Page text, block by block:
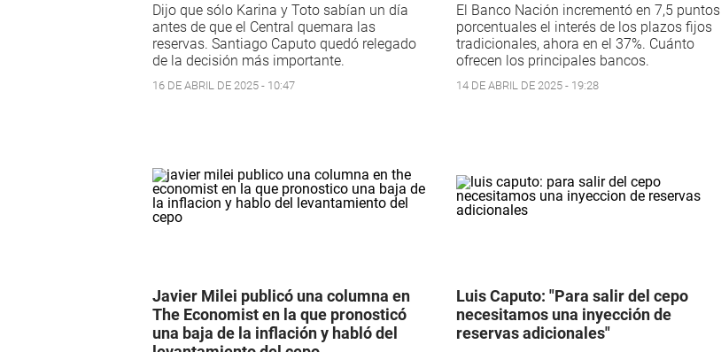
Dijo que sólo Karina y Toto sabían un día
antes de que el Central quemara las
reservas. Santiago Caputo quedó relegado
de la decisión más importante.
16 DE ABRIL DE 2025 - 10:47
El Banco Nación incrementó en 7,5 puntos
porcentuales el interés de los plazos fijos
tradicionales, ahora en el 37%. Cuánto
ofrecen los principales bancos.
14 DE ABRIL DE 2025 - 19:28
Javier Milei publicó una columna en
The Economist en la que pronosticó
una baja de la inflación y habló del
Luis Caputo: "Para salir del cepo
necesitamos una inyección de
reservas adicionales"